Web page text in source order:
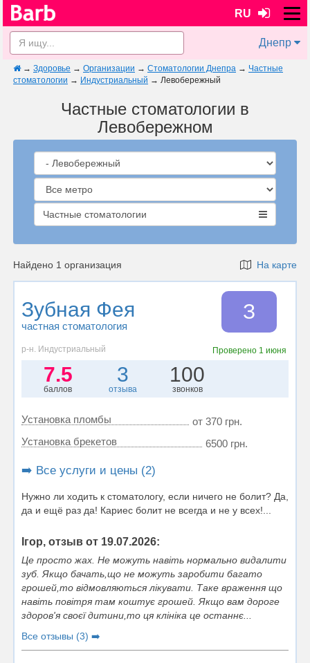
RU
Днепр
→ Здоровье → Организации → Стоматологии Днепра → Частные
стоматологии → Индустриальный → Левобережный
Частные стоматологии в
Левобережном
Частные стоматологии
Найдено 1 организация На карте
Зубная Фея
частная стоматология
З
р-н. Индустриальный Проверено 1 июня
7.5
баллов
3
отзыва
100
звонков
Установка пломбы
от 370 грн.
Установка брекетов
6500 грн.
➡️ Все услуги и цены (2)
Нужно ли ходить к стоматологу, если ничего не болит? Да,
да и ещё раз да! Кариес болит не всегда и не у всех!...
Ігор, отзыв от 19.07.2026:
Це просто жах. Не можуть навіть нормально видалити
зуб. Якщо бачать,що не можуть заробити багато
грошей,то відмовляються лікувати. Таке враження що
навіть повітря там коштує грошей. Якщо вам дороге
здоров'я своєї дитини,то ця клініка це останнє...
Все отзывы (3) ➡️